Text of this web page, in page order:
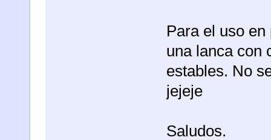
Para el uso
una lanca con
estables. No
jejeje
Saludos.